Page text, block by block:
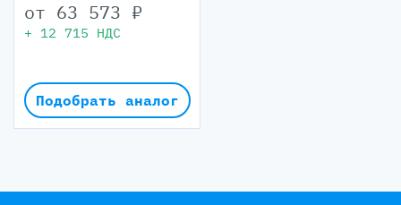
от 63 573 ₽
+ 12 715 НДС
Подобрать аналог